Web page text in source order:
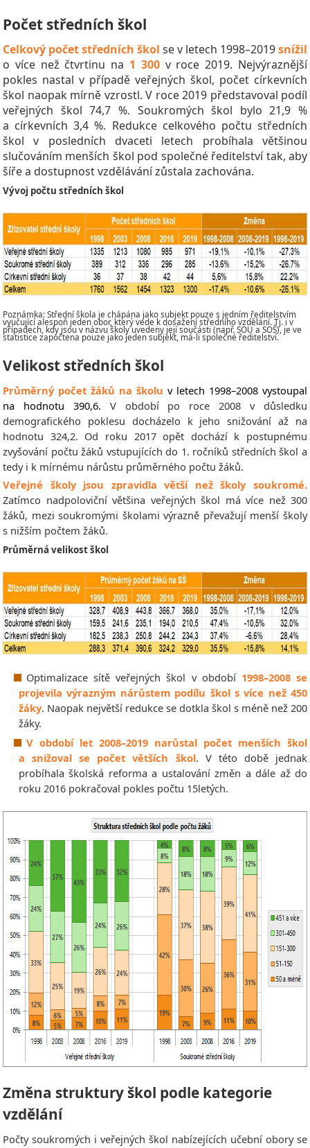
Počet středních škol
Celkový počet středních škol se v letech 1998–2019snížil
o více než čtvrtinu na 1 300v roce 2019. Nejvýraznější
pokles nastal v případě veřejných škol, počet církevních
škol naopak mírně vzrostl. V roce 2019 představoval podíl
veřejných škol 74,7 %. Soukromých škol bylo 21,9 %
a církevních 3,4 %. Redukce celkového počtu středních
škol v posledních dvaceti letech probíhala většinou
slučováním menších škol pod společné ředitelství tak, aby
šíře a dostupnost vzdělávání zůstala zachována.
Vývoj počtu středních škol
Poznámka: Střední škola je chápána jako subjekt pouze s jedním ředitelstvím
vyučující alespoň jeden obor, který vede k dosažení středního vzdělání. Tj. i v
případech, kdy jsou v názvu školy uvedeny její součásti (např. SOU a SOŠ), je ve
statistice započtena pouze jako jeden subjekt, má-li společné ředitelství.
Velikost středních škol
Průměrný počet žáků na školu v letech 1998–2008 vystoupal
na hodnotu 390,6. V období po roce 2008 v důsledku
demografického poklesu docházelo k jeho snižování až na
hodnotu 324,2. Od roku 2017 opět dochází k postupnému
zvyšování počtu žáků vstupujících do 1. ročníků středních škol a
tedy i k mírnému nárůstu průměrného počtu žáků.
Veřejné školy jsou zpravidla větší než školy soukromé.
Zatímco nadpoloviční většina veřejných škol má více než 300
žáků, mezi soukromými školami výrazně převažují menší školy
s nižším počtem žáků.
Průměrná velikost škol
Optimalizace sítě veřejných škol v období 1998–2008 se
projevila výrazným nárůstem podílu škol s více než 450
žáky. Naopak největší redukce se dotkla škol s méně než 200
žáky.
V období let 2008–2019 narůstal počet menších škol
a snižoval se počet větších škol. V této době jednak
probíhala školská reforma a ustalování změn a dále až do
roku 2016 pokračoval pokles počtu 15letých.
Změna struktury škol podle kategorie
vzdělání
Počty soukromých i veřejných škol nabízejících učební obory se